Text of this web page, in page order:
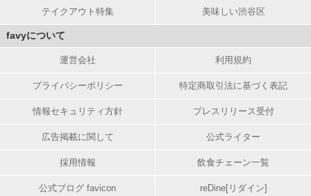
テイクアウト特集 美味しい渋谷区
favyについて
運営会社 利用規約
プライバシーポリシー 特定商取引法に基づく表記
情報セキュリティ方針 プレスリリース受付
広告掲載に関して 公式ライター
採用情報 飲食チェーン一覧
公式ブログ favicon reDine[リダイン]